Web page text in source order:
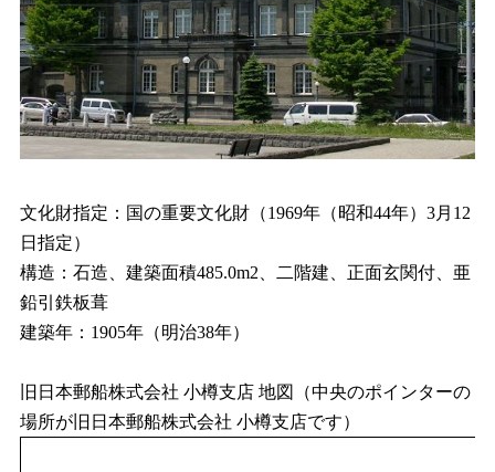
文化財指定：国の重要文化財（1969年（昭和44年）3月12
日指定）
構造：石造、建築面積485.0m2、二階建、正面玄関付、亜
鉛引鉄板葺
建築年：1905年（明治38年）
旧日本郵船株式会社 小樽支店 地図（中央のポインターの
場所が旧日本郵船株式会社 小樽支店です）